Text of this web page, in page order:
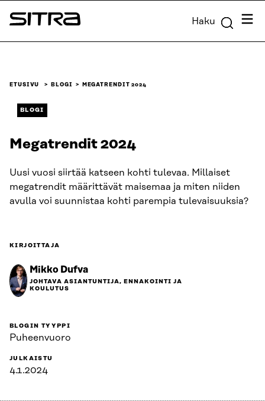
Siirry
suoraan
Sitra Haku
ETUSIVU BLOGI MEGATRENDIT 2024
BLOGI
Megatrendit 2024
Uusi vuosi siirtää katseen kohti tulevaa. Millaiset
megatrendit määrittävät maisemaa ja miten niiden
avulla voi suunnistaa kohti parempia tulevaisuuksia?
KIRJOITTAJA
Mikko Dufva
JOHTAVA ASIANTUNTIJA, ENNAKOINTI JA
KOULUTUS
BLOGIN TYYPPI
Puheenvuoro
JULKAISTU
4.1.2024